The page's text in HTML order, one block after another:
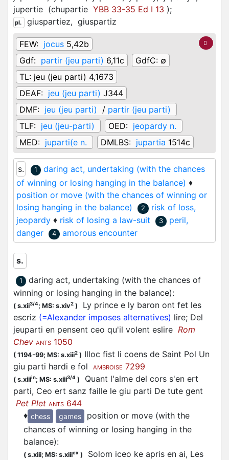
jupertie (chupartie YBB 33-35 Ed I 13 );
pl. giuspartiez, giuspartiz
FEW: jocus 5,42b
Gdf: partir (jeu parti) 6,11c GdfC: ∅
TL: jeu (jeu parti) 4,1673
DEAF: jeu (jeu parti) J344
DMF: jeu (jeu parti) / partir (jeu parti)
TLF: jeu (jeu-parti) OED: jeopardy n.
MED: juparti(e n. DMLBS: jupartia 1514c
s. 1
daring act, undertaking (with the chances
of winning or losing hanging in the balance) ♦
position or move (with the chances of winning or
losing hanging in the balance)
2
risk of loss,
jeopardy ♦ risk of losing a law-suit 3
peril,
danger
4 amorous encounter
s.
1
daring act, undertaking (with the chances of
winning or losing hanging in the balance):
( s.xii3/4; MS: s.xiv2 )
Ly prince e ly baron ont fet les
escriz (=Alexander imposes alternatives) lire; Del
jeuparti en pensent ceo qu'il volent eslire Rom
Chev ANTS 1050
( 1194-99; MS: s.xiii2 ) Illoc fist li coens de Saint Pol Un
giu parti hardi e fol
AMBROISE 7299
( s.xiiiin; MS: s.xiii3/4 )
Quant l'alme del cors s'en ert
parti, Ceo ert sanz faille le giu parti De tute gent
Pet Plet ANTS 644
♦ chess games
position or move (with the
chances of winning or losing hanging in the
balance):
( s.xiii; MS: s.xiiiex ) Solom iceo ke apris en ai, Les